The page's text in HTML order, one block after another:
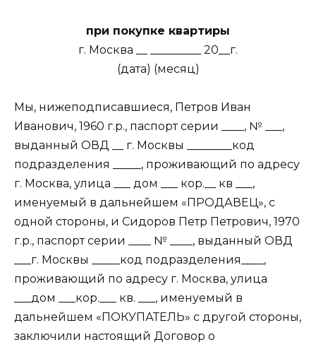
при покупке квартиры
г. Москва __ _________ 20__г.
(дата) (месяц)
Мы, нижеподписавшиеся, Петров Иван
Иванович, 1960 г.р., паспорт серии ____, № ___,
выданный ОВД __ г. Москвы ________код
подразделения _____, проживающий по адресу
г. Москва, улица ___ дом ___ кор.__ кв ___,
именуемый в дальнейшем «ПРОДАВЕЦ», с
одной стороны, и Сидоров Петр Петрович, 1970
г.р., паспорт серии ____ № ____, выданный ОВД
___г. Москвы _____код подразделения____,
проживающий по адресу г. Москва, улица
___дом ___кор.___ кв. ___, именуемый в
дальнейшем «ПОКУПАТЕЛЬ» с другой стороны,
заключили настоящий Договор о